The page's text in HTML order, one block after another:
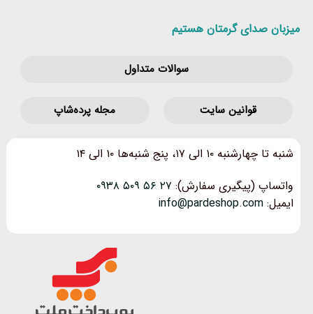
میزبان صدای گرمتان هستیم
سوالات متداول
قوانین‌ سایت مجله پرده‌شاپ
شنبه تا چهارشنبه ۱۰ الی ۱۷، پنج شنبه‌ها ۱۰ الی ۱۴
واتساپ (پیگیری سفارش): ۲۷ ۵۶ ۵۰۹ ۰۹۳۸
ایمیل: info@pardeshop.com